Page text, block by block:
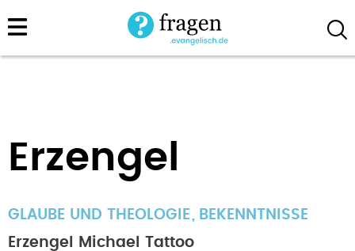
Direkt
zum
Erzengel
GLAUBE UND THEOLOGIE
BEKENNTNISSE
Erzengel Michael Tattoo